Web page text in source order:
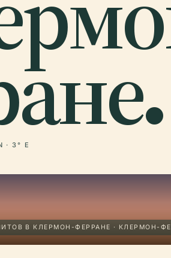
· 3° E
В КЛЕРМОН-ФЕРРАНЕ · КЛЕРМОН-